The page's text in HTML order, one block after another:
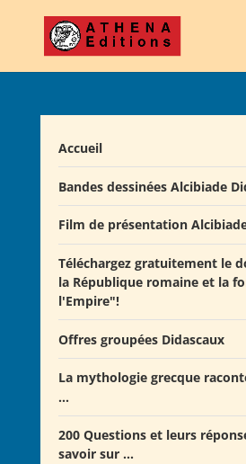
Accueil
Bandes dessinées Alcibiade
Film de présentation
Téléchargez gratuitement le
la République romaine et la
l'Empire"!
Offres groupées Didascaux
Offre "Tout savoir sur la
Offre Spéciale Moyen Âge
Offre 5 volumes + cadeau
La mythologie grecque
...
200 Questions et leurs
savoir sur ...